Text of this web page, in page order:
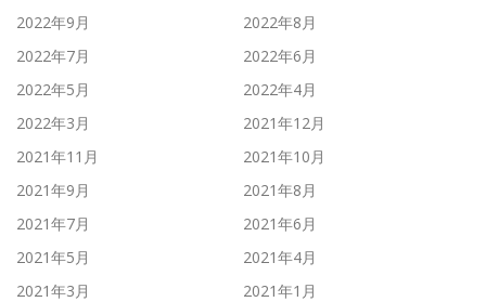
2022年9月
2022年8月
2022年7月
2022年6月
2022年5月
2022年4月
2022年3月
2021年12月
2021年11月
2021年10月
2021年9月
2021年8月
2021年7月
2021年6月
2021年5月
2021年4月
2021年3月
2021年1月